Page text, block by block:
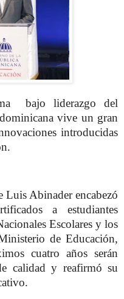
bajo liderazgo del
vive un gran
introducidas
Abinader encabezó
a estudiantes
Escolares y los
de Educación,
cuatro años serán
calidad y reafirmó su